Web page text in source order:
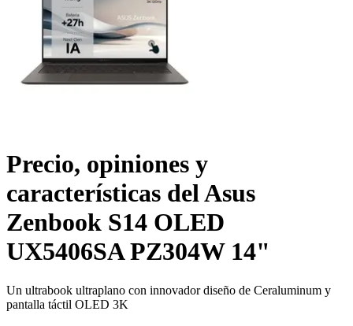
Precio, opiniones y
características delAsus
Zenbook S14 OLED
UX5406SA PZ304W 14"
Un ultrabook ultraplano con innovador diseño de Ceraluminum y
pantalla táctil OLED 3K